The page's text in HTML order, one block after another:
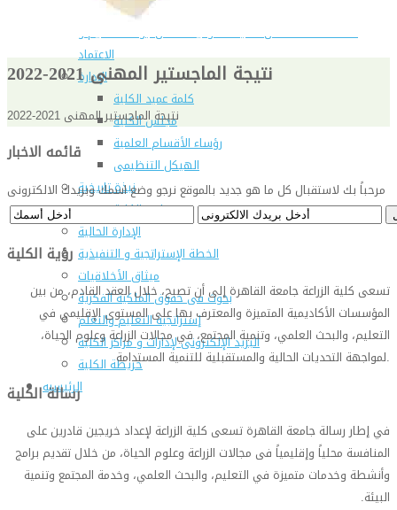
شهادة الاعتماد من الهيئة القومية لضمان جودة التعليم و
الاعتماد
الإدارة
كلمة عميد الكلية
مجلس الكلية
رؤساء الأقسام العلمية
الهيكل التنظيمى
نبذة تاريخية
تاريخ الكلية
الإدارة الحالية
الخطة الإستراتجية و التنفيذية
ميثاق الأخلاقيات
بحوث فى حقوق الملكية الفكرية
إستراتجية التعليم والتعلم
البريد الإلكترونى لإدارات و مراكز الكلية
خريطة الكلية
الرئيسيه
نتيجة الماجستير المهنى 2021-2022
نتيجة الماجستير المهنى 2021-2022
قائمه الاخبار
مرحباً بك لاستقبال كل ما هو جديد بالموقع نرجو وضع اسمك وبريدك الالكترونى
رؤية الكلية
تسعى كلية الزراعة جامعة القاهرة إلى أن تصبح، خلال العقد القادم، من بين
المؤسسات الأكاديمية المتميزة والمعترف بها على المستوى الإقليمي في
التعليم، والبحث العلمي، وتنمية المجتمع، في مجالات الزراعة وعلوم الحياة،
لمواجهة التحديات الحالية والمستقبلية للتنمية المستدامة.
رسالة الكلية
في إطار رسالة جامعة القاهرة تسعى كلية الزراعة لإعداد خريجين قادرين على
المنافسة محلياً وإقليمياً فى مجالات الزراعة وعلوم الحياة، من خلال تقديم برامج
وأنشطة وخدمات متميزة في التعليم، والبحث العلمي، وخدمة المجتمع وتنمية
البيئة.